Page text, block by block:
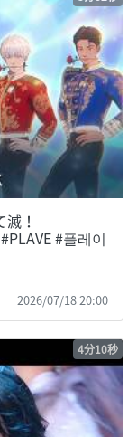
！
#플레이
2026/07/18 20:00
4分10秒